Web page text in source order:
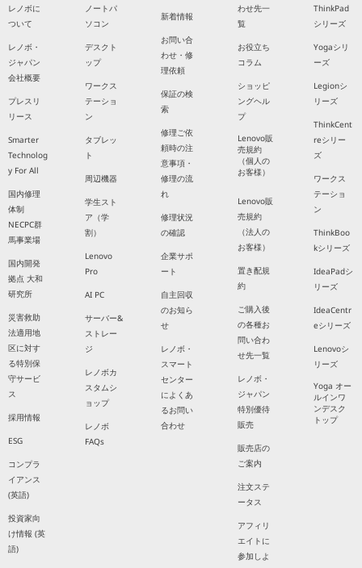
レノボに
ついて
レノボ・
ジャパン
会社概要
プレスリ
リース
Smarter
Technolog
y For All
国内修理
体制
NECPC群
馬事業場
国内開発
拠点 大和
研究所
災害救助
法適用地
区に対す
る特別保
守サービ
ス
採用情報
ESG
コンプラ
イアンス
(英語)
投資家向
け情報 (英
語)
ノートパ
ソコン
デスクト
ップ
ワークス
テーショ
ン
タブレッ
ト
周辺機器
学生スト
ア（学
割）
Lenovo
Pro
AI PC
サーバー&
ストレー
ジ
レノボカ
スタムシ
ョップ
レノボ
FAQs
新着情報
お問い合
わせ・修
理依頼
保証の検
索
修理ご依
頼時の注
意事項・
修理の流
れ
修理状況
の確認
企業サポ
ート
自主回収
のお知ら
せ
レノボ・
スマート
センター
によくあ
るお問い
合わせ
わせ先一
覧
お役立ち
コラム
ショッピ
ングヘル
プ
Lenovo販
売規約
（個人の
お客様）
Lenovo販
売規約
（法人の
お客様）
置き配規
約
ご購入後
の各種お
問い合わ
せ先一覧
レノボ・
ジャパン
特別優待
販売
販売店の
ご案内
注文ステ
ータス
アフィリ
エイトに
参加しよ
ThinkPad
シリーズ
Yogaシリ
ーズ
Legionシ
リーズ
ThinkCent
reシリー
ズ
ワークス
テーショ
ン
ThinkBoo
kシリーズ
IdeaPadシ
リーズ
IdeaCentr
eシリーズ
Lenovoシ
リーズ
Yoga オー
ルインワ
ンデスク
トップ